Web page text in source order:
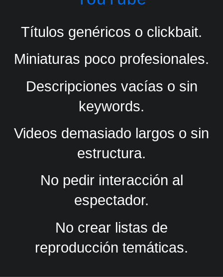
Títulos genéricos o clickbait.
Miniaturas poco profesionales.
Descripciones vacías o sin
keywords.
Videos demasiado largos o sin
estructura.
No pedir interacción al
espectador.
No crear listas de
reproducción temáticas.